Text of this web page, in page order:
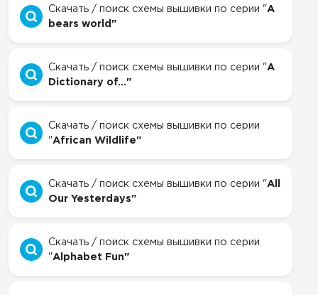
Скачать / поиск схемы вышивки по серии "A
bears world"
Скачать / поиск схемы вышивки по серии "A
Dictionary of..."
Скачать / поиск схемы вышивки по серии
"African Wildlife"
Скачать / поиск схемы вышивки по серии "All
Our Yesterdays"
Скачать / поиск схемы вышивки по серии
"Alphabet Fun"